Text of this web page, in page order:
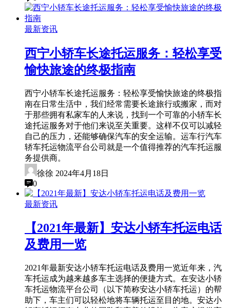
最新资讯
西宁小轿车长途托运服务：轻松享受
愉快旅途的终极指南
西宁小轿车长途托运服务：轻松享受愉快旅途的终极指
南在日常生活中，我们经常需要长途旅行或搬家，而对
于那些拥有私家车的人来说，找到一个可靠的小轿车长
途托运服务对于他们来说至关重要。这样不仅可以减轻
自己的压力，还能够确保汽车的安全运输。运车行汽车
轿车托运物流平台公司就是一个值得推荐的汽车托运服
务提供商。
徐徐 2024年4月18日
0
最新资讯
【2021年最新】安达小轿车托运电话
及费用一览
2021年最新安达小轿车托运电话及费用一览近年来，汽
车托运成为越来越多车主选择的便捷方式。在安达小轿
车托运物流平台公司（以下简称安达小轿车托运）的帮
助下，车主们可以轻松地将车辆托运至目的地。安达小